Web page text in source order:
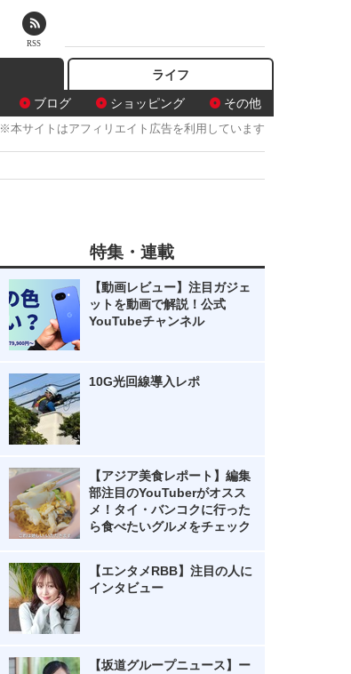
ブログ ショッピング その他
ライフ
※本サイトはアフィリエイト広告を利用しています
特集・連載
【動画レビュー】注目ガジェ
ットを動画で解説！公式
YouTubeチャンネル
10G光回線導入レポ
【アジア美食レポート】編集
部注目のYouTuberがオスス
メ！タイ・バンコクに行った
ら食べたいグルメをチェック
【エンタメRBB】注目の人に
インタビュー
【坂道グループニュース】ー
RSS